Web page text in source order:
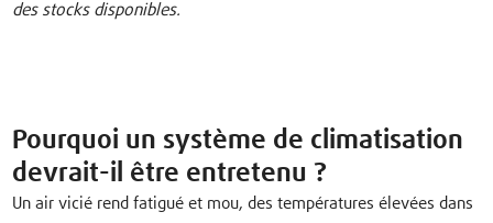
des stocks disponibles.
Pourquoi un système de climatisation
devrait-il être entretenu ?
Un air vicié rend fatigué et mou, des températures élevées dans